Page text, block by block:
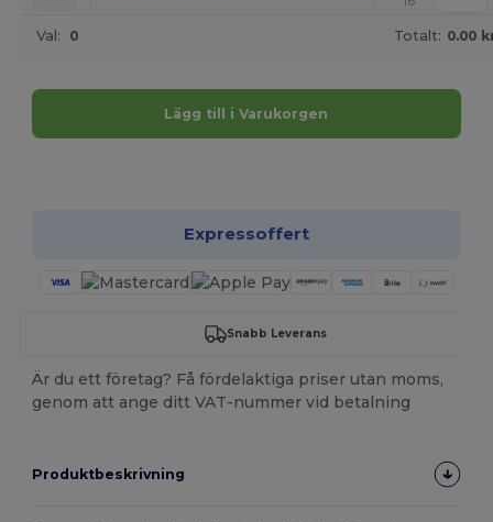
Val: 0 Totalt: 0.00
Lägg till i Varukorgen
Expressoffert
Snabb Leverans
Är du ett företag? Få fördelaktiga priser utan moms,
genom att ange ditt VAT-nummer vid betalning
Produktbeskrivning